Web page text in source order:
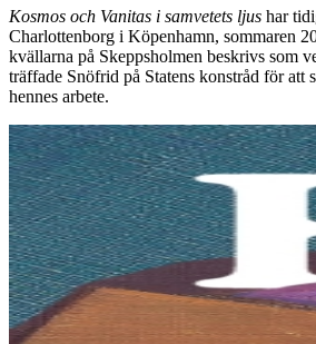
Kosmos och Vanitas i samvetets ljus har
Charlottenborg i Köpenhamn, sommaren
kvällarna på Skeppsholmen beskrivs som
träffade Snöfrid på Statens konstråd för att
hennes arbete.